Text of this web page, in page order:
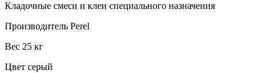
Кладочные смеси и клеи специального назначения
Производитель Perel
Вес 25 кг
Цвет серый